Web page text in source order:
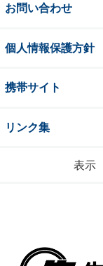
お問い合わせ
個人情報保護方針
携帯サイト
リンク集
表示